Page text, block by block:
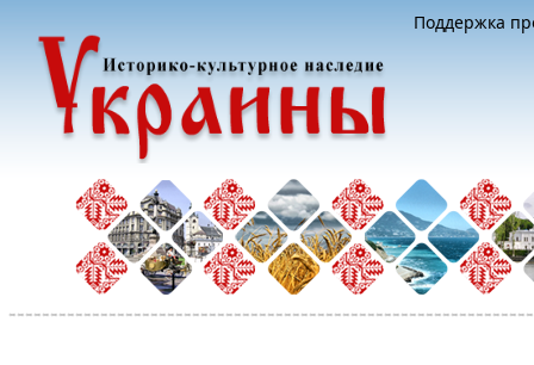
Поддержка